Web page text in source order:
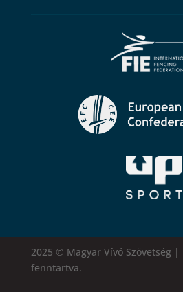
2025 © Magyar Vívó Szövetség
fenntartva.